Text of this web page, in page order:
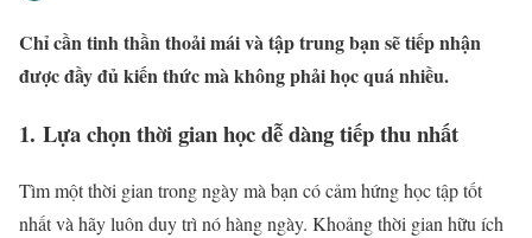
Chỉ cần tinh thần thoải mái và tập trung bạn sẽ tiếp nhận
được đầy đủ kiến thức mà không phải học quá nhiều.
1. Lựa chọn thời gian học dễ dàng tiếp thu nhất
Tìm một thời gian trong ngày mà bạn có cảm hứng học tập tốt
nhất và hãy luôn duy trì nó hàng ngày. Khoảng thời gian hữu ích